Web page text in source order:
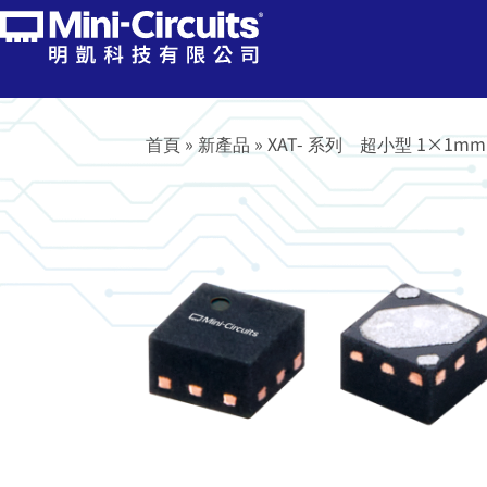
首頁»新產品 »XAT- 系列 超小型 1×1mm